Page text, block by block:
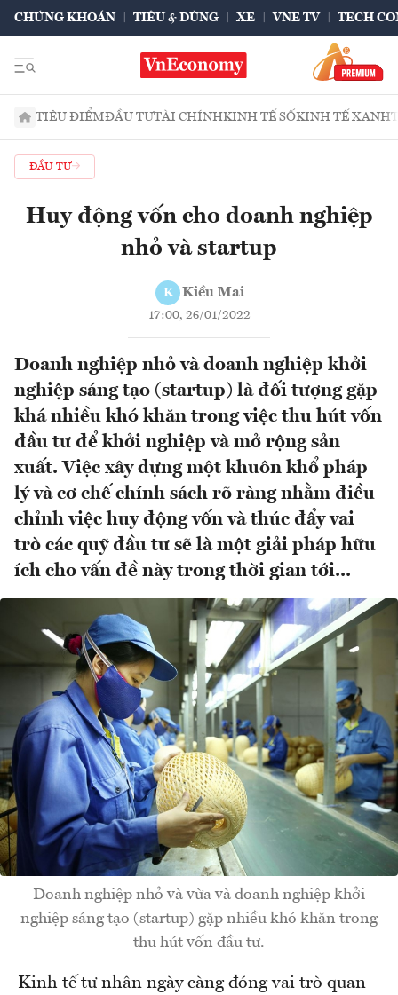
CHỨNG KHOÁN TIÊU & DÙNG XE VNE TV TECH
TIÊU ĐIỂMĐẦU TƯTÀI CHÍNHKINH TẾ SỐKINH TẾ XANH
ĐẦU TƯ
Huy động vốn cho doanh nghiệp
nhỏ và startup
K Kiều Mai
17:00, 26/01/2022
Doanh nghiệp nhỏ và doanh nghiệp khởi
nghiệp sáng tạo (startup) là đối tượng gặp
khá nhiều khó khăn trong việc thu hút vốn
đầu tư để khởi nghiệp và mở rộng sản
xuất. Việc xây dựng một khuôn khổ pháp
lý và cơ chế chính sách rõ ràng nhằm điều
chỉnh việc huy động vốn và thúc đẩy vai
trò các quỹ đầu tư sẽ là một giải pháp hữu
ích cho vấn đề này trong thời gian tới...
Doanh nghiệp nhỏ và vừa và doanh nghiệp khởi
nghiệp sáng tạo (startup) gặp nhiều khó khăn trong
thu hút vốn đầu tư.
Kinh tế tư nhân ngày càng đóng vai trò quan